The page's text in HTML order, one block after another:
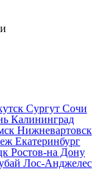
Сургут Сочи
Калининград
Нижневартовск
Екатеринбург
Ростов-на Дону
Лос-Анджелес